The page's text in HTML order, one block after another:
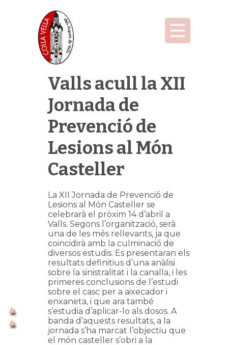
Valls acull la XII
Jornada de
Prevenció de
Lesions al Món
Casteller
La XII Jornada de Prevenció de
Lesions al Món Casteller se
celebrarà el pròxim 14 d’abril a
Valls. Segons l’organització, serà
una de les més rellevants, ja que
coincidirà amb la culminació de
diversos estudis. Es presentaran els
resultats definitius d’una anàlisi
sobre la sinistralitat i la canalla, i les
primeres conclusions de l’estudi
sobre el casc per a aixecador i
enxaneta, i que ara també
s’estudia d’aplicar-lo als dosos. A
banda d’aquests resultats, a la
jornada s’ha marcat l’objectiu que
el món casteller s’obri a la